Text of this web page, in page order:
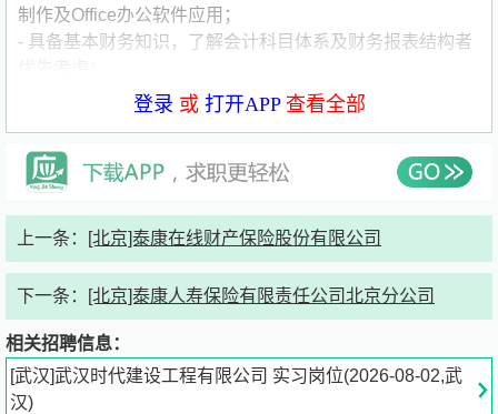
制作及Office办公软件应用；
- 具备基本财务知识，了解会计科目体系及财务报表结构者
- 工作细致严谨，责任心强，能适应阶段性高强度工作节
- 拥有良好的沟通协调能力与团队协作意识，具备一定抗压
能力；
明）。 公司简要介绍：
公司规模:50-150人
公司介绍:艾华迪评估咨询有限公司（“AVA” 或“艾华迪”）是
一家国内领先的专业评估咨询机构，专注于为企业兼并收购
及海外上市等提供估值及咨询服务。
登录 或 打开APP查看全部
上一条： [北京]泰康在线财产保险股份有限公司
下一条： [北京]泰康人寿保险有限责任公司北京分公司
相关招聘信息：
[武汉]武汉时代建设工程有限公司 实习岗位(2026-08-02,武
汉)